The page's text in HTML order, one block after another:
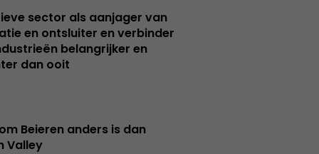
sector als aanjager van
en ontsluiter en verbinder
belangrijker en
dan ooit
Beieren anders is dan
Valley